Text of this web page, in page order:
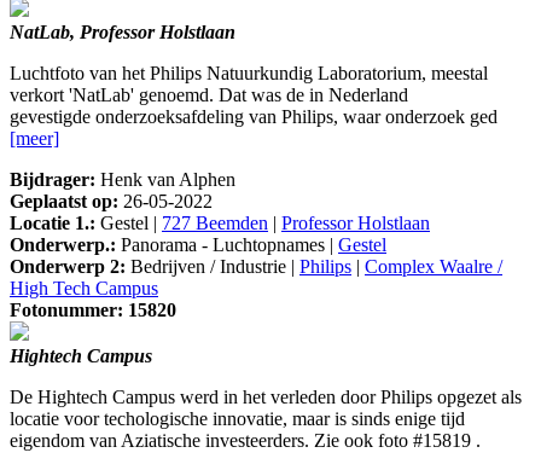
NatLab, Professor Holstlaan
Luchtfoto van het Philips Natuurkundig Laboratorium, meestal
verkort 'NatLab' genoemd. Dat was de in Nederland
gevestigde onderzoeksafdeling van Philips, waar onderzoek ged
[meer]
Bijdrager: Henk van Alphen
Geplaatst op: 26-05-2022
Locatie 1.: Gestel | 727 Beemden | Professor Holstlaan
Onderwerp.: Panorama - Luchtopnames | Gestel
Onderwerp 2: Bedrijven / Industrie | Philips | Complex Waalre /
High Tech Campus
Fotonummer: 15820
Hightech Campus
De Hightech Campus werd in het verleden door Philips opgezet als
locatie voor techologische innovatie, maar is sinds enige tijd
eigendom van Aziatische investeerders. Zie ook foto #15819 .